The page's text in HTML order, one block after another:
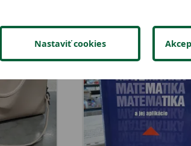
Nastaviť cookies